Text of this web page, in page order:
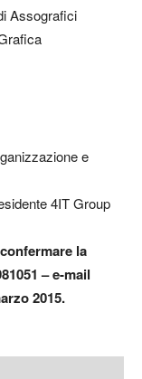
Assografici
e
4IT Group
la
– e-mail
2015.